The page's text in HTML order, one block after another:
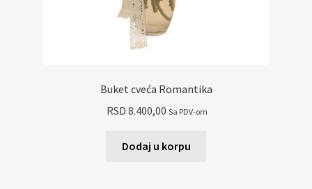
Buket cveća Romantika
RSD 8.400,00 Sa PDV-om
Dodaj u korpu